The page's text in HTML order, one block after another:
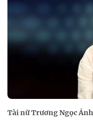
Tài nữ Trương Ngọc